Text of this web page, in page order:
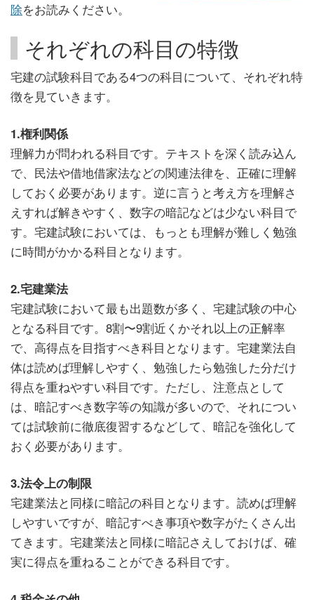
除をお読みください。
それぞれの科目の特徴
宅建の試験科目である4つの科目について、それぞれ特
徴を見ていきます。
1.権利関係
理解力が問われる科目です。テキストを深く読み込ん
で、民法や借地借家法などの関連法律を、正確に理解
しておく必要があります。逆に言うと考え方を理解さ
えすれば解きやすく、数字の暗記などは少ない科目で
す。宅建試験においては、もっとも理解が難しく勉強
に時間がかかる科目となります。
2.宅建業法
宅建試験において最も出題数が多く、宅建試験の中心
となる科目です。8割〜9割近くかそれ以上の正解率
で、高得点を目指すべき科目となります。宅建業法自
体は読めば理解しやすく、勉強したら勉強した分だけ
得点を重ねやすい科目です。ただし、注意点として
は、暗記すべき数字等の知識が多いので、それについ
ては試験前に徹底復習するなどして、暗記を強化して
おく必要があります。
3.法令上の制限
宅建業法と同様に暗記の科目となります。読めば理解
しやすいですが、暗記すべき事項や数字がたくさん出
てきます。宅建業法と同様に暗記さえしておけば、確
実に得点を重ねることができる科目です。